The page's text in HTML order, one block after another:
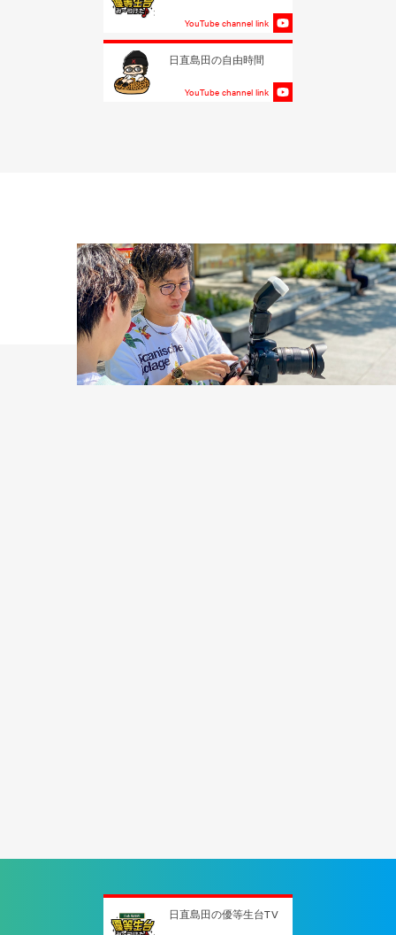
YouTube channel link
日直島田の自由時間
YouTube channel link
日直島田の優等生台TV